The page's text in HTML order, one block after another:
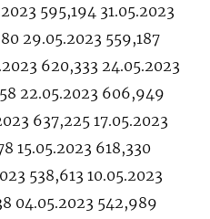
595,194 31.05.2023
29.05.2023 559,187
620,333 24.05.2023
22.05.2023 606,949
637,225 17.05.2023
15.05.2023 618,330
538,613 10.05.2023
04.05.2023 542,989